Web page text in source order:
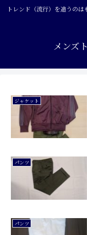
トレンド（流行）を追うの
メンズ
ジャケット
パンツ
パンツ